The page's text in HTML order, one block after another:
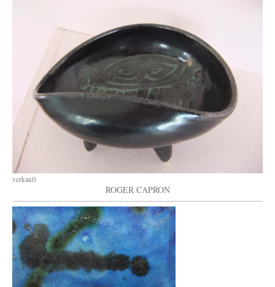
verkauft
ROGER CAPRON